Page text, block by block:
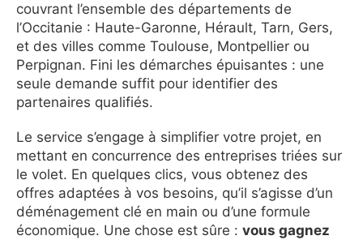
couvrant l’ensemble des départements de
l’Occitanie : Haute-Garonne, Hérault, Tarn, Gers,
et des villes comme Toulouse, Montpellier ou
Perpignan. Fini les démarches épuisantes : une
seule demande suffit pour identifier des
partenaires qualifiés.
Le service s’engage à simplifier votre projet, en
mettant en concurrence des entreprises triées sur
le volet. En quelques clics, vous obtenez des
offres adaptées à vos besoins, qu’il s’agisse d’un
déménagement clé en main ou d’une formule
économique. Une chose est sûre : vous gagnez